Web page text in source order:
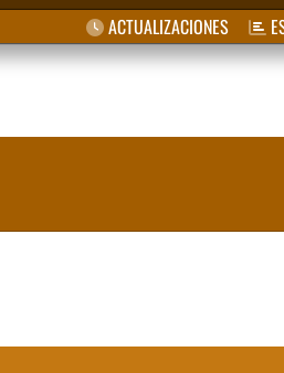
ACTUALIZACIONES